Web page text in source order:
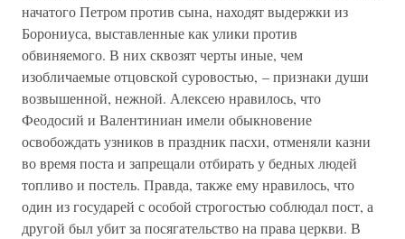
начатого Петром против сына, находят выдержки из
Борониуса, выставленные как улики против
обвиняемого. В них сквозят черты иные, чем
изобличаемые отцовской суровостью, – признаки души
возвышенной, нежной. Алексею нравилось, что
Феодосий и Валентиниан имели обыкновение
освобождать узников в праздник пасхи, отменяли казни
во время поста и запрещали отбирать у бедных людей
топливо и постель. Правда, также ему нравилось, что
один из государей с особой строгостью соблюдал пост, а
другой был убит за посягательство на права церкви. В